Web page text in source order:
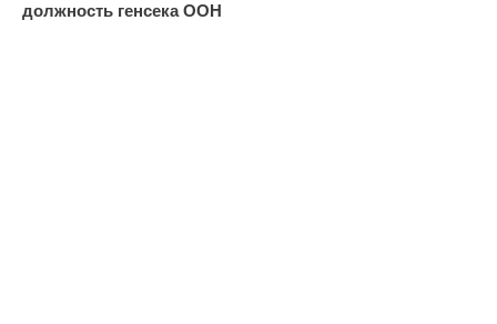
должность генсека ООН